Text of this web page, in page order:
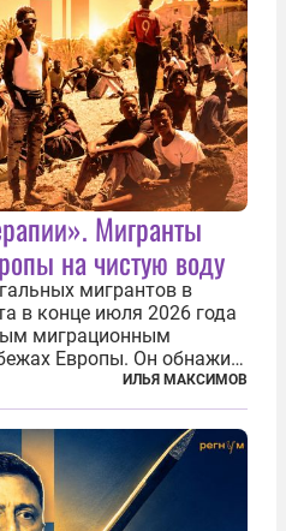
Мигранты
на чистую воду
мигрантов в
в конце июля 2026 года
миграционным
Европы. Он обнажил
внутри Евросоюза,
десятилетиями
политика ЕС
ИЛЬЯ МАКСИМОВ